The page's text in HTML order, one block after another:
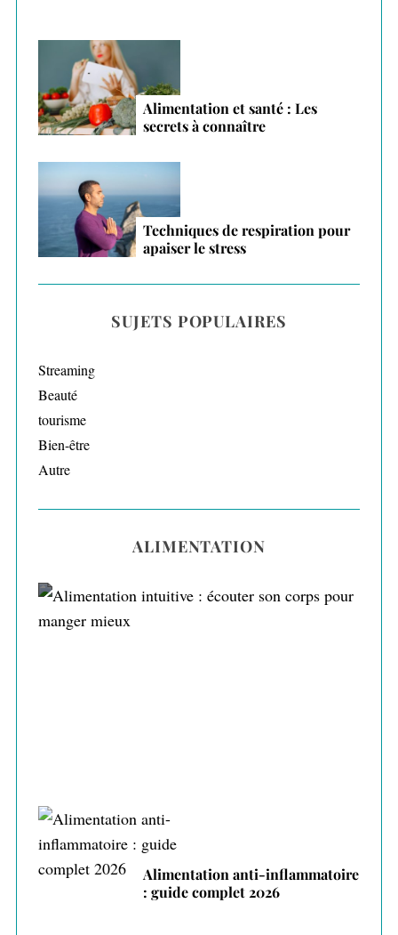
Alimentation et santé : Les
secrets à connaître
Techniques de respiration pour
apaiser le stress
SUJETS POPULAIRES
Streaming
Beauté
tourisme
Bien-être
Autre
ALIMENTATION
Alimentation anti-inflammatoire
: guide complet 2026